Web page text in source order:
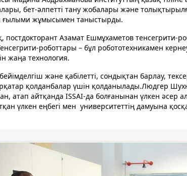
бет-әлпетті тану жобалары және
ғылыми жұмысымен таныстырды.
постдокторант Азамат Ешмұхаметов тенсегрити-
роботтары – бұл робототехникамен
жаңа технология.
және қабілетті, сондықтан барлау,
қолданбалар үшін қолданылады.Людгер
атап айтқанда ISSAI-да болғанынан үлкен әсер
үлкен еңбегі мен университеттің дамуына